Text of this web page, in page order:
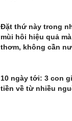
Đặt thứ này trong
mùi hôi hiệu quả
thơm, không cần
10 ngày tới: 3 con
tiền về từ nhiều